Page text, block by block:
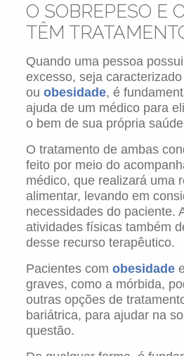
O SOBREPESO E
TÊM
Quando uma pessoa
excesso, seja
ou obesidade, é
ajuda de um médico para
o bem de sua própria
O tratamento de ambas
feito por meio do
médico, que realizará uma
alimentar, levando em
necessidades do paciente.
atividades físicas também
desse recurso terapêutico.
Pacientes com obesidade
graves, como a mórbida,
outras opções de
bariátrica, para ajudar na
questão.